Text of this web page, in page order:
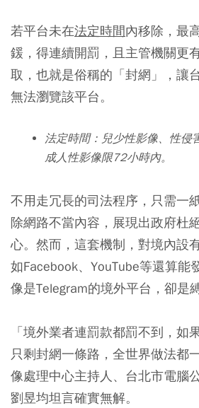
若平台未在法定時間內移除，最
鍰，得連續開罰，且主管機關更
取，也就是俗稱的「封網」，讓
無法瀏覽該平台。
法定時間：兒少性影像、性侵
成人性影像限72小時內。
不用走冗長的司法程序，只需一
除網路不當內容，展現出政府杜
心。然而，這套機制，對境內設
如Facebook、YouTube等還算能
像是Telegram的境外平台，卻是
「境外業者連罰款都罰不到，如
只剩封網一條路，全世界做法都
像處理中心主持人、台北市電腦
劉昱均坦言確實無解。